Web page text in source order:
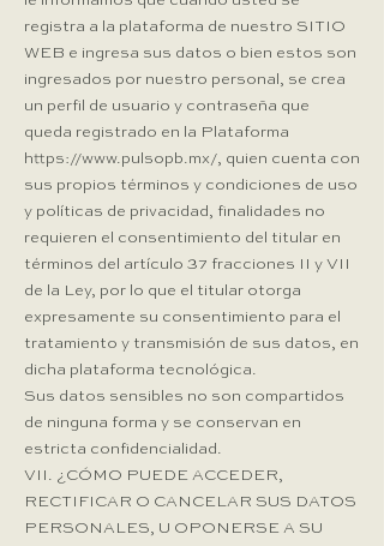
registra a la plataforma de nuestro SITIO
WEB e ingresa sus datos o bien estos son
ingresados por nuestro personal, se crea
un perfil de usuario y contraseña que
queda registrado en la Plataforma
https://www.pulsopb.mx/, quien cuenta con
sus propios términos y condiciones de uso
y políticas de privacidad, finalidades no
requieren el consentimiento del titular en
términos del artículo 37 fracciones II y VII
de la Ley, por lo que el titular otorga
expresamente su consentimiento para el
tratamiento y transmisión de sus datos, en
dicha plataforma tecnológica.
Sus datos sensibles no son compartidos
de ninguna forma y se conservan en
estricta confidencialidad.
VII. ¿CÓMO PUEDE ACCEDER,
RECTIFICAR O CANCELAR SUS DATOS
PERSONALES, U OPONERSE A SU